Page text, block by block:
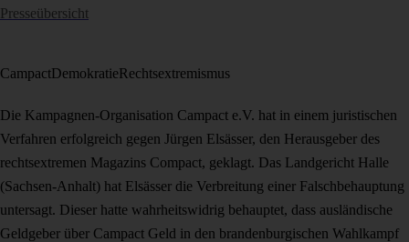
Presseübersicht
CampactDemokratieRechtsextremismus
Die Kampagnen-Organisation Campact e.V. hat in einem juristischen
Verfahren erfolgreich gegen Jürgen Elsässer, den Herausgeber des
rechtsextremen Magazins Compact, geklagt. Das Landgericht Halle
(Sachsen-Anhalt) hat Elsässer die Verbreitung einer Falschbehauptung
untersagt. Dieser hatte wahrheitswidrig behauptet, dass ausländische
Geldgeber über Campact Geld in den brandenburgischen Wahlkampf